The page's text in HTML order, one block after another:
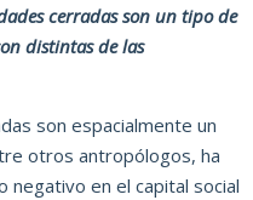
cerradas son un tipo de
distintas de las
son espacialmente un
otros antropólogos, ha
negativo en el capital social